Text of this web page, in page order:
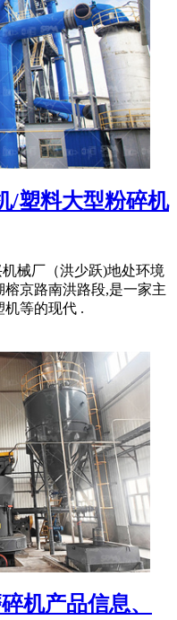
/塑料大型粉碎机
械厂（洪少跃)地处环境
京路南洪路段,是一家主
机等的现代 .
机产品信息、